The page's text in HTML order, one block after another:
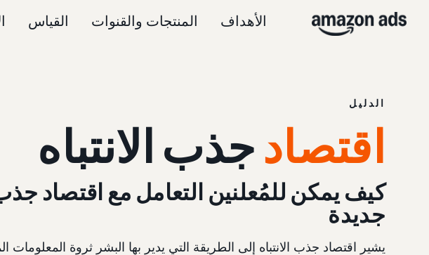
الأهداف المنتجات والقنوات القياس
الدليل
اقتصاد جذب الانتباه
كيف يمكن للمُعلنين التعامل مع اقتصاد
جديدة
يشير اقتصاد جذب الانتباه إلى الطريقة التي يدير بها البشر ثروة